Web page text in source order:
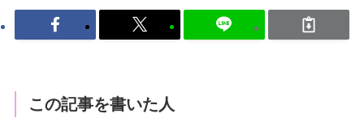
この記事を書いた人